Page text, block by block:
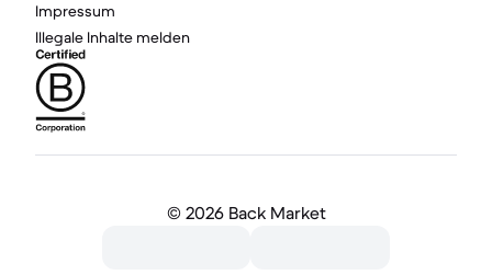
Impressum
Illegale Inhalte melden
© 2026 Back Market